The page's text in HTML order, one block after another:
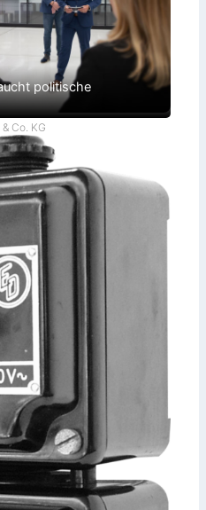
politische
Co. KG